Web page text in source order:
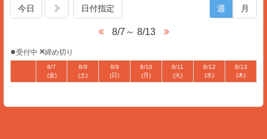
今日 日付指定
8/7～ 8/13
週 月
●受付中 ×締め切り
8/7
(金)
8/8
(土)
8/9
(日)
8/10
(月)
8/11
(火)
8/12
(水)
8/13
(木)